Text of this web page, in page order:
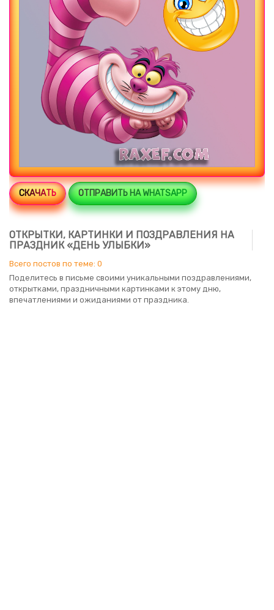
СКАЧАТЬ ОТПРАВИТЬ НА WHATSAPP
ОТКРЫТКИ, КАРТИНКИ И ПОЗДРАВЛЕНИЯ НА
ПРАЗДНИК «ДЕНЬ УЛЫБКИ»
Всего постов по теме: 0
Поделитесь в письме своими уникальными поздравлениями,
открытками, праздничными картинками к этому дню,
впечатлениями и ожиданиями от праздника.